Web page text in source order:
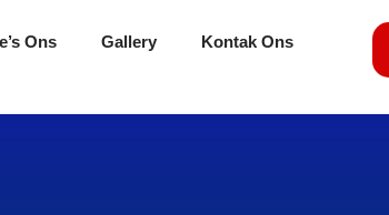
Ons Gallery Kontak Ons